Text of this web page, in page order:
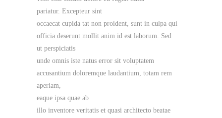
pariatur. Excepteur sint
occaecat cupida tat non proident, sunt in culpa qui
officia deserunt mollit anim id est laborum. Sed
ut perspiciatis
unde omnis iste natus error sit voluptatem
accusantium doloremque laudantium, totam rem
aperiam,
eaque ipsa quae ab
illo inventore veritatis et quasi architecto beatae